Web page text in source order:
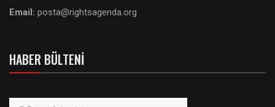
Email: posta@rightsagenda.org
HABER BÜLTENI